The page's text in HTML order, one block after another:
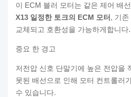
이 ECM 블러 모터는 같은 제어 배
X13 일정한 토크의 ECM 모터 , 기존
교체되고 호환성을 가능하게합니다.
중요 한 경고
저전압 신호 단말기에 높은 전압을
못된 배선으로 인해 모터 컨트롤러
수 있습니다.